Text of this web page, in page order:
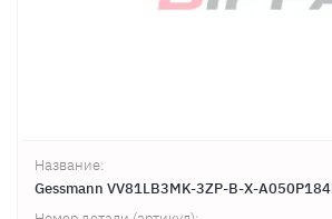
Название:
Gessmann VV81LB3MK-3ZP-B-X-